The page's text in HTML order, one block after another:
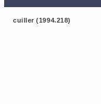
cuiller (1994.218)